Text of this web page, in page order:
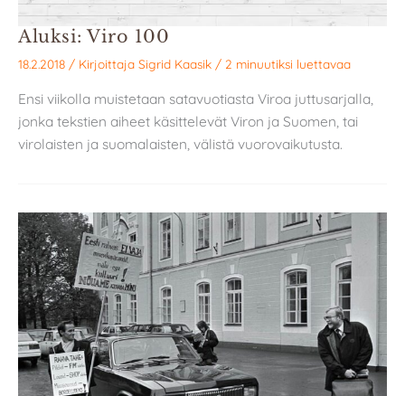
Aluksi: Viro 100
18.2.2018 / Kirjoittaja Sigrid Kaasik / 2 minuutiksi luettavaa
Ensi viikolla muistetaan satavuotiasta Viroa juttusarjalla,
jonka tekstien aiheet käsittelevät Viron ja Suomen, tai
virolaisten ja suomalaisten, välistä vuorovaikutusta.